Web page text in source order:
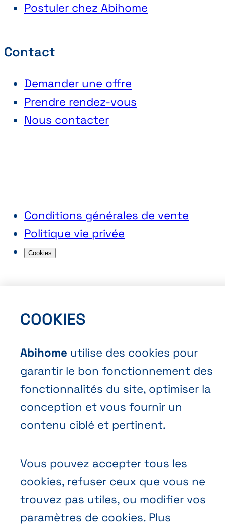
Abihome
Conditions générales de vente
Politique vie privée
Cookies
FR NL
Postuler chez Abihome
Contact
Demander une offre
Prendre rendez-vous
Nous contacter
COOKIES
Abihome utilise des cookies pour
garantir le bon fonctionnement des
fonctionnalités du site, optimiser la
conception et vous fournir un
contenu ciblé et pertinent.
Vous pouvez accepter tous les
cookies, refuser ceux que vous ne
trouvez pas utiles, ou modifier vos
paramètres de cookies. Plus